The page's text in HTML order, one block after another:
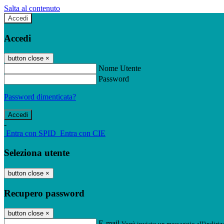
Salta al contenuto
Accedi
Accedi
button close ×
Nome Utente
Password
Password dimenticata?
-
Entra con SPID Entra con CIE
Seleziona utente
button close ×
Recupero password
button close ×